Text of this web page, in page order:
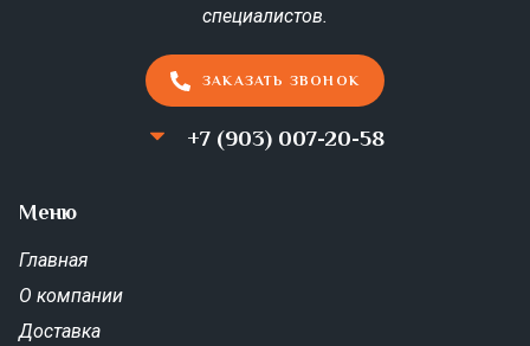
специалистов.
ЗАКАЗАТЬ ЗВОНОК
+7 (903) 007-20-58
Меню
Главная
О компании
Доставка